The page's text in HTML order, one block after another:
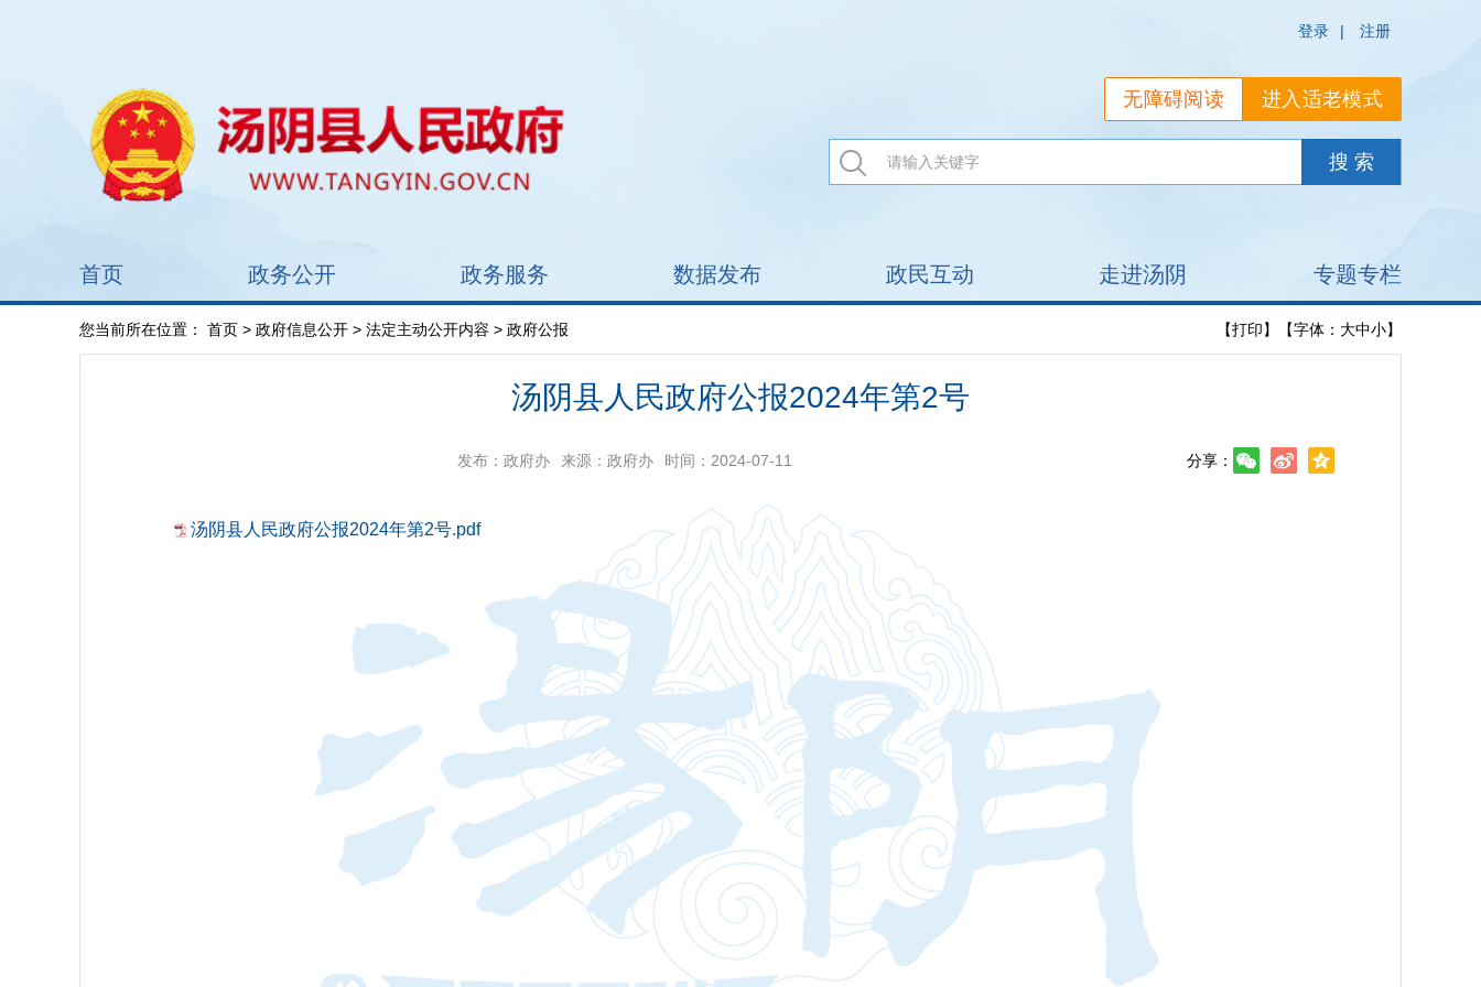
登录 | 注册
进入适老模式
无障碍阅读
首页 政务公开 政务服务 数据发布 政民互动 走进汤阴 专题专栏
您当前所在位置： 首页 > 政府信息公开 > 法定主动公开内容 > 政府公报 【打印】 【字体： 大中小】
汤阴县人民政府公报2024年第2号
发布：政府办 来源：政府办 时间：2024-07-11 分享：
汤阴县人民政府公报2024年第2号.pdf